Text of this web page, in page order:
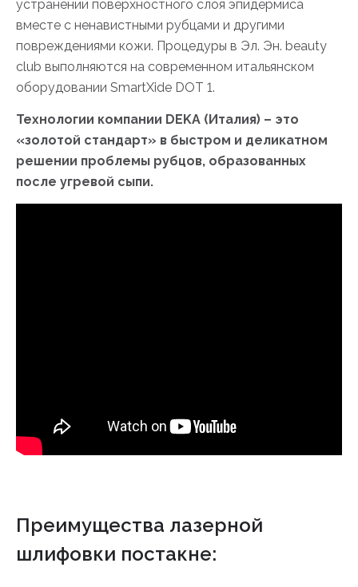
устранении поверхностного слоя эпидермиса
вместе с ненавистными рубцами и другими
повреждениями кожи. Процедуры в Эл. Эн. beauty
club выполняются на современном итальянском
оборудовании SmartXide DOT 1.
Технологии компании DEKA (Италия) – это
«золотой стандарт» в быстром и деликатном
решении проблемы рубцов, образованных
после угревой сыпи.
Преимущества лазерной
шлифовки постакне: